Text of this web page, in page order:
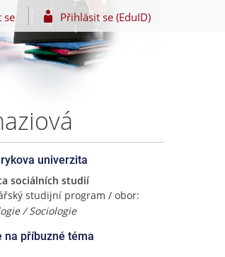
se Přihlásit se (EduID)
univerzita
sociálních studií
studijní program / obor:
/ Sociologie
na příbuzné téma